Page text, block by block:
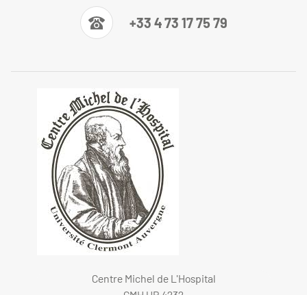
+33 4 73 17 75 79
Centre Michel de L'Hospital